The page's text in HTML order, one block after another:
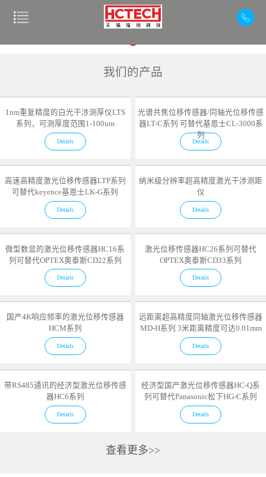
我们的产品
1nm重复精度的白光干涉测厚仪LTS
系列，可测厚度范围1-100um
Details
光谱共焦位移传感器/同轴光位移传感
器LT-C系列 可替代基恩士CL-3000系
列
Details
高速高精度激光位移传感器LTP系列
可替代keyence基恩士LK-G系列
Details
纳米级分辨率超高精度激光干涉测距
仪
Details
微型数显的激光位移传感器HC16系
列可替代OPTEX奥泰斯CD22系列
Details
激光位移传感器HC26系列可替代
OPTEX奥泰斯CD33系列
Details
国产4K响应频率的激光位移传感器
HCM系列
Details
远距离超高精度同轴激光位移传感器
MD-H系列 3米距离精度可达0.01mm
Details
带RS485通讯的经济型激光位移传感
器HC6系列
Details
经济型国产激光位移传感器HC-Q系
列可替代Panasonic松下HG-C系列
Details
查看更多>>